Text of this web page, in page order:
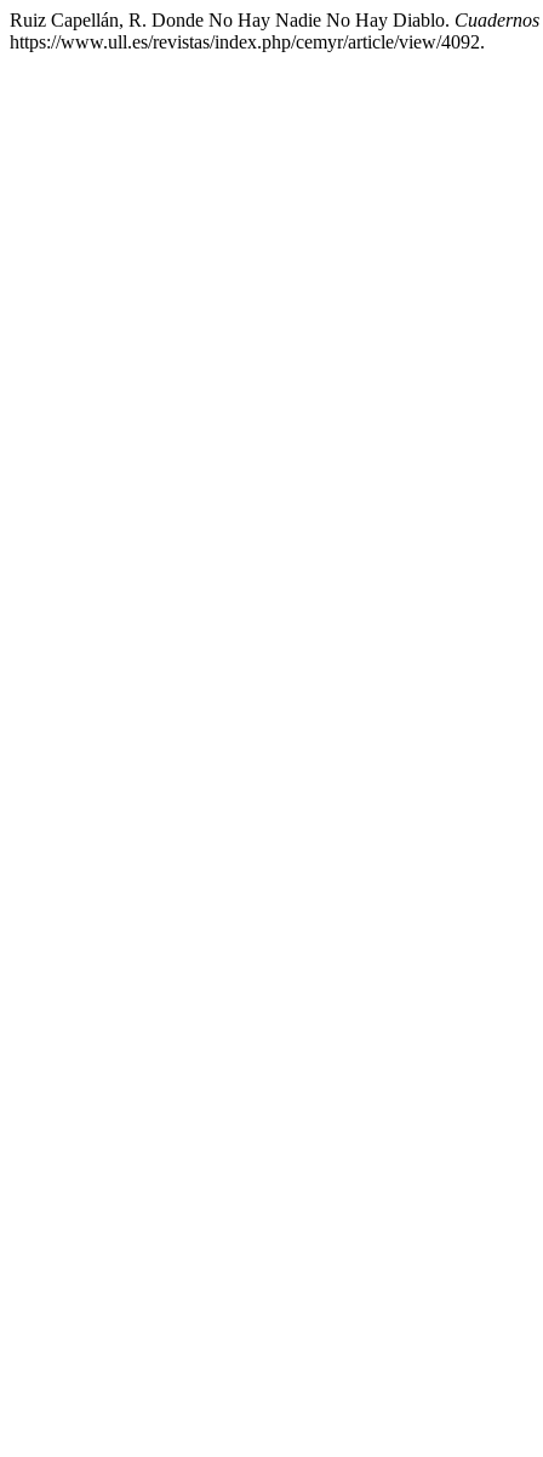
Ruiz Capellán, R. Donde No Hay Nadie No Hay Diablo.
https://www.ull.es/revistas/index.php/cemyr/article/view/4092.